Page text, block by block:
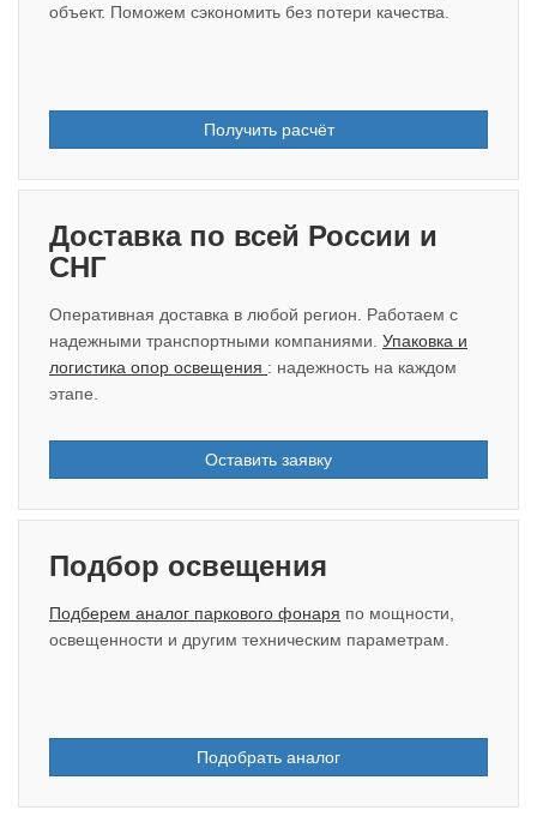
объект. Поможем сэкономить без потери качества.
Получить расчёт
Доставка по всей России и
СНГ
Оперативная доставка в любой регион. Работаем с
надежными транспортными компаниями. Упаковка и
логистика опор освещения : надежность на каждом
этапе.
Оставить заявку
Подбор освещения
Подберем аналог паркового фонаря по мощности,
освещенности и другим техническим параметрам.
Подобрать аналог